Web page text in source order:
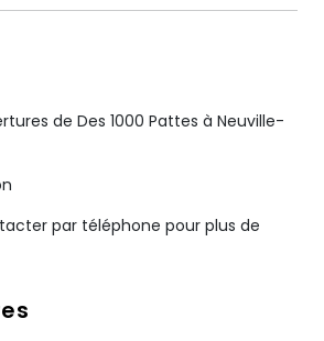
de Des 1000 Pattes à Neuville-
par téléphone pour plus de